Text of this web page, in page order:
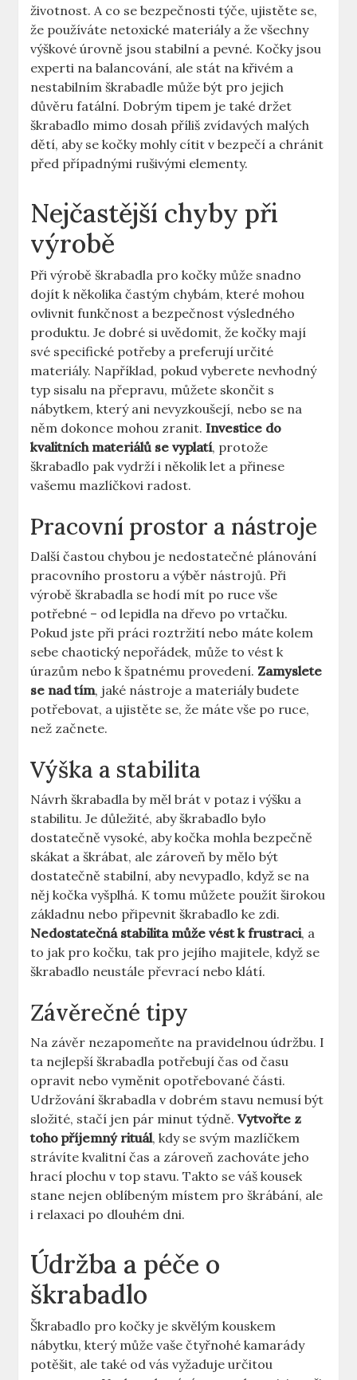
životnost. A co se bezpečnosti týče, ujistěte se,
že používáte netoxické materiály a že všechny
výškové úrovně jsou stabilní a pevné. Kočky jsou
experti na balancování, ale stát na křivém a
nestabilním škrabadle může být pro jejich
důvěru fatální. Dobrým tipem je také držet
škrabadlo mimo dosah příliš zvídavých malých
dětí, aby se kočky mohly cítit v bezpečí a chránit
před případnými rušivými elementy.
Nejčastější chyby při
výrobě
Při výrobě škrabadla pro kočky může snadno
dojít k několika častým chybám, které mohou
ovlivnit funkčnost a bezpečnost výsledného
produktu. Je dobré si uvědomit, že kočky mají
své specifické potřeby a preferují určité
materiály. Například, pokud vyberete nevhodný
typ sisalu na přepravu, můžete skončit s
nábytkem, který ani nevyzkoušejí, nebo se na
něm dokonce mohou zranit.Investice do
kvalitních materiálů se vyplatí, protože
škrabadlo pak vydrží i několik let a přinese
vašemu mazlíčkovi radost.
Pracovní prostor a nástroje
Další častou chybou je nedostatečné plánování
pracovního prostoru a výběr nástrojů. Při
výrobě škrabadla se hodí mít po ruce vše
potřebné – od lepidla na dřevo po vrtačku.
Pokud jste při práci roztržití nebo máte kolem
sebe chaotický nepořádek, může to vést k
úrazům nebo k špatnému provedení. Zamyslete
se nad tím, jaké nástroje a materiály budete
potřebovat, a ujistěte se, že máte vše po ruce,
než začnete.
Výška a stabilita
Návrh škrabadla by měl brát v potaz i výšku a
stabilitu. Je důležité, aby škrabadlo bylo
dostatečně vysoké, aby kočka mohla bezpečně
skákat a škrábat, ale zároveň by mělo být
dostatečně stabilní, aby nevypadlo, když se na
něj kočka vyšplhá. K tomu můžete použít širokou
základnu nebo připevnit škrabadlo ke zdi.
Nedostatečná stabilita může vést k frustraci, a
to jak pro kočku, tak pro jejího majitele, když se
škrabadlo neustále převrací nebo klátí.
Závěrečné tipy
Na závěr nezapomeňte na pravidelnou údržbu. I
ta nejlepší škrabadla potřebují čas od času
opravit nebo vyměnit opotřebované části.
Udržování škrabadla v dobrém stavu nemusí být
složité, stačí jen pár minut týdně.Vytvořte z
toho příjemný rituál, kdy se svým mazlíčkem
strávíte kvalitní čas a zároveň zachováte jeho
hrací plochu v top stavu. Takto se váš kousek
stane nejen oblíbeným místem pro škrábání, ale
i relaxaci po dlouhém dni.
Údržba a péče o
škrabadlo
Škrabadlo pro kočky je skvělým kouskem
nábytku, který může vaše čtyřnohé kamarády
potěšit, ale také od vás vyžaduje určitou